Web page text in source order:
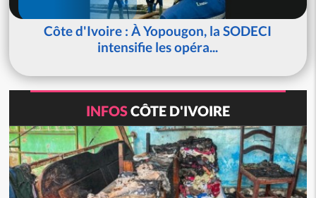
Côte d'Ivoire : À Yopougon, la SODECI
intensifie les opéra...
INFOSCÔTE D'IVOIRE